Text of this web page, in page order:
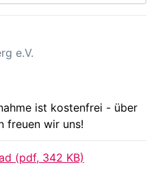
e.V.
ist kostenfrei - über
freuen wir uns!
(pdf, 342 KB)